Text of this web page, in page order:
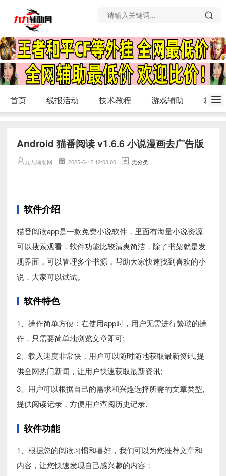
首页 线报活动 技术教程 游戏辅助 精品
Android 猫番阅读 v1.6.6 小说漫画去广告版
九九辅助网 2025-6-12 12:03:00 无分类
软件介绍
猫番阅读app是一款免费小说软件，里面有海量小说资源
可以搜索观看，软件功能比较清爽简洁，除了书架就是发
现界面，可以管理多个书源，帮助大家快速找到喜欢的小
说，大家可以试试。
软件特色
1、操作简单方便：在使用app时，用户无需进行繁琐的操
作，只需要简单地浏览文章即可;
2、载入速度非常快，用户可以随时随地获取最新资讯,提
供全网热门新闻，让用户快速获取最新资讯;
3、用户可以根据自己的需求和兴趣选择所需的文章类型,
提供阅读记录，方便用户查阅历史记录.
软件功能
1、根据您的阅读习惯和喜好，我们可以为您推荐文章和
内容，让您快速发现自己感兴趣的内容；